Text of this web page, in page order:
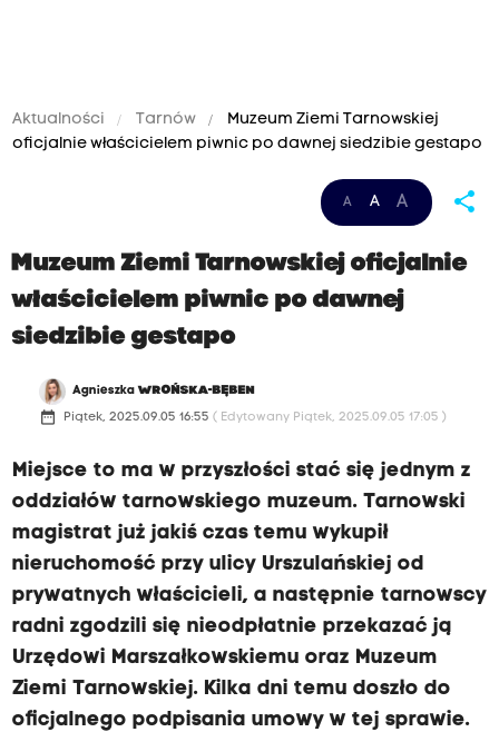
Aktualności Tarnów
Muzeum Ziemi Tarnowskiej
oficjalnie właścicielem piwnic po dawnej siedzibie gestapo
A A A share
Muzeum Ziemi Tarnowskiej oficjalnie
właścicielem piwnic po dawnej
siedzibie gestapo
AgnieszkaWROŃSKA-BĘBEN
date_range Piątek, 2025.09.05 16:55 ( Edytowany Piątek, 2025.09.05 17:05 )
Miejsce to ma w przyszłości stać się jednym z
oddziałów tarnowskiego muzeum. Tarnowski
magistrat już jakiś czas temu wykupił
nieruchomość przy ulicy Urszulańskiej od
prywatnych właścicieli, a następnie tarnowscy
radni zgodzili się nieodpłatnie przekazać ją
Urzędowi Marszałkowskiemu oraz Muzeum
Ziemi Tarnowskiej. Kilka dni temu doszło do
oficjalnego podpisania umowy w tej sprawie.